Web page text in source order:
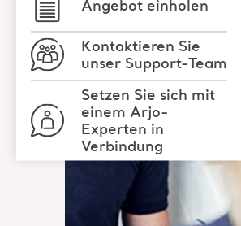
Angebot einholen
Kontaktieren Sie
unser Support-Team
Setzen Sie sich mit
einem Arjo-
Experten in
Verbindung